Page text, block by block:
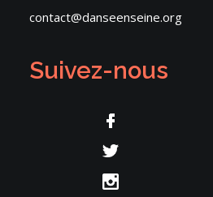
contact@danseenseine.org
Suivez-nous